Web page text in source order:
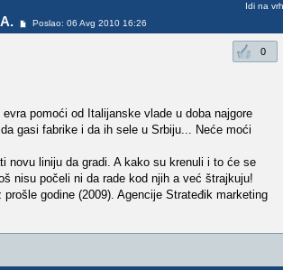
Poslao: 06 Avg 2010 16:26
Idi na vrh
0
evra pomoći od Italijanske vlade u doba najgore
gasi fabrike i da ih sele u Srbiju... Neće moći
novu liniju da gradi. A kako su krenuli i to će se
nisu počeli ni da rade kod njih a već štrajkuju!
godine (2009). Agencije Strateđik marketing